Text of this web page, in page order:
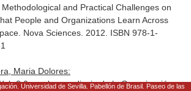
and Practical Challenges on
People and Organizations Learn Across
. Nova Sciences. 2012. ISBN 978-1-
Maria Dolores:
2.0 en el aprendizaje de la Organización
Universidad de Sevilla. Pabellón de Brasil. Paseo de las